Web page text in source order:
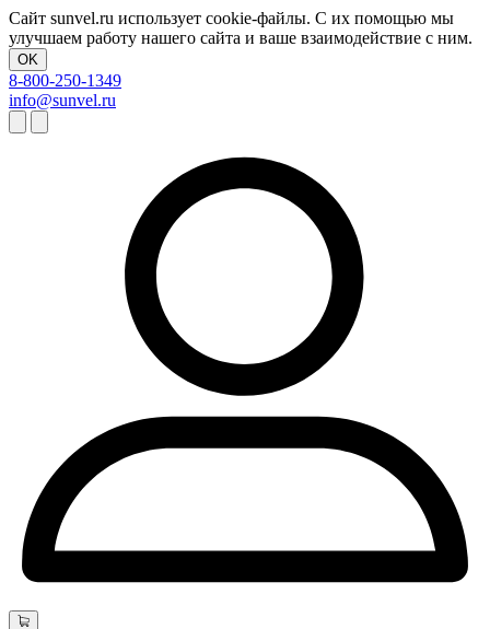
Сайт sunvel.ru использует cookie-файлы. С их помощью мы
улучшаем работу нашего сайта и ваше взаимодействие с ним.
OK
8-800-250-1349
info@sunvel.ru